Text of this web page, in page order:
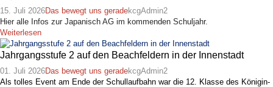
15. Juli 2026Das bewegt uns geradekcgAdmin2
Hier alle Infos zur Japanisch AG im kommenden Schuljahr.
Weiterlesen
Jahrgangsstufe 2 auf den Beachfeldern in der Innenstadt
01. Juli 2026Das bewegt uns geradekcgAdmin2
Als tolles Event am Ende der Schullaufbahn war die 12. Klasse des Königin-